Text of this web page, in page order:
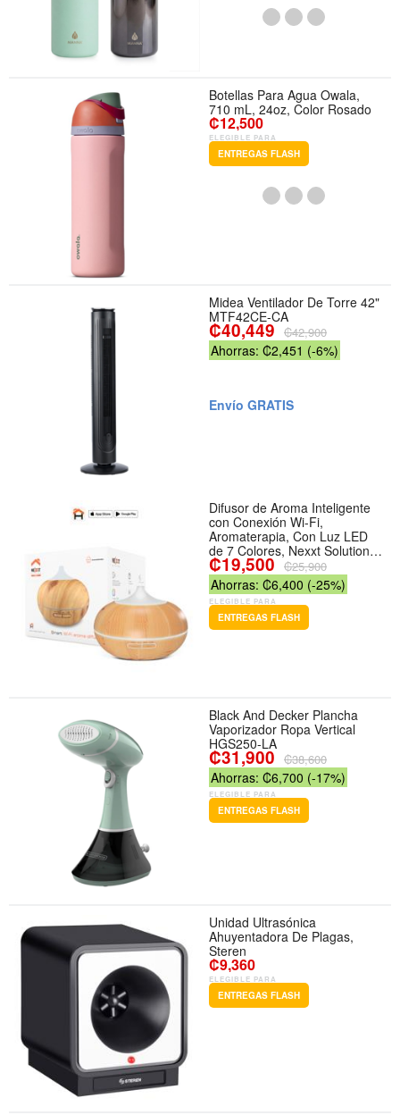
Botellas Para Agua Owala,
710 mL, 24oz, Color Rosado
₡12,500
ELEGIBLE PARA
ENTREGAS FLASH
Midea Ventilador De Torre 42"
MTF42CE-CA
₡40,449 ₡42,900
Ahorras: ₡2,451 (-6%)
Envío GRATIS
Difusor de Aroma Inteligente
con Conexión Wi-Fi,
Aromaterapia, Con Luz LED
de 7 Colores, Nexxt Solutions
NHA-A600
₡19,500 ₡25,900
Ahorras: ₡6,400 (-25%)
ELEGIBLE PARA
ENTREGAS FLASH
Black And Decker Plancha
Vaporizador Ropa Vertical
HGS250-LA
₡31,900 ₡38,600
Ahorras: ₡6,700 (-17%)
ELEGIBLE PARA
ENTREGAS FLASH
Unidad Ultrasónica
Ahuyentadora De Plagas,
Steren
₡9,360
ELEGIBLE PARA
ENTREGAS FLASH